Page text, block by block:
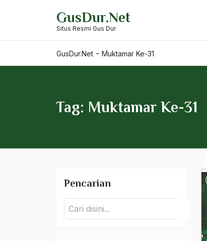
GusDur.Net
Situs Resmi Gus Dur
GusDur.Net - Muktamar Ke-31
Tag: Muktamar Ke-31
Pencarian
Pencarian
Moskow
motif agama
mpr
muangthai